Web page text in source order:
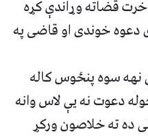
قضاته وړاندې کړه
دعوه خوندی او قاضی په
نهه سوه پنځوس کاله
دعوت نه یې لاس وانه
ده ته خلاصون ورکړ